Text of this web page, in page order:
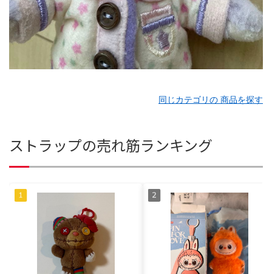
同じカテゴリの 商品を探す
ストラップの売れ筋ランキング